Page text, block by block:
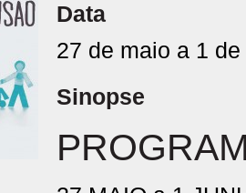
Data
27 de maio a 1
Sinopse